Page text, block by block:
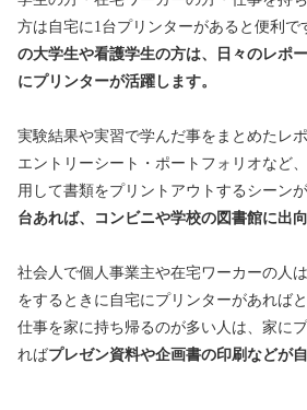
方は自宅に1台プリンターがあると便利で
の大学生や看護学生の方は、日々のレポ
にプリンターが活躍します。
実験結果や実習で学んだ事をまとめたレ
エントリーシート・ポートフォリオなど
用して書類をプリントアウトするシーン
台あれば、コンビニや学校の図書館に出
社会人で個人事業主や在宅ワーカーの人
をするときに自宅にプリンターがあれば
仕事を家に持ち帰るのが多い人は、家に
ればプレゼン資料や企画書の印刷などが